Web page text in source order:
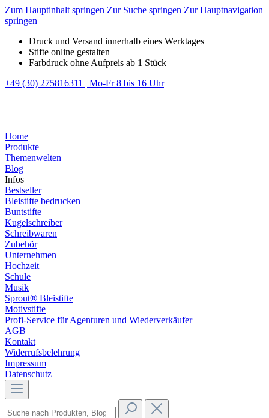
Zum Hauptinhalt springen Zur Suche springen Zur Hauptnavigation
springen
Druck und Versand innerhalb eines Werktages
Stifte online gestalten
Farbdruck ohne Aufpreis ab 1 Stück
+49 (30) 275816311 | Mo-Fr 8 bis 16 Uhr
Home
Produkte
Themenwelten
Blog
Infos
Bestseller
Bleistifte bedrucken
Buntstifte
Kugelschreiber
Schreibwaren
Zubehör
Unternehmen
Hochzeit
Schule
Musik
Sprout® Bleistifte
Motivstifte
Profi-Service für Agenturen und Wiederverkäufer
AGB
Kontakt
Widerrufsbelehrung
Impressum
Datenschutz